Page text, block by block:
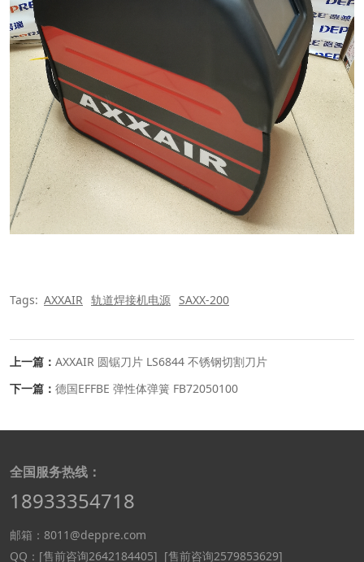
Tags: AXXAIR 轨道焊接机电源 SAXX-200
上一篇： AXXAIR 圆锯刀片 LS6844 不锈钢切割刀片
下一篇： 德国EFFBE 弹性体弹簧 FB72050100
全国服务热线：
18933354718
邮箱：8011@deppre.com
QQ： [售前咨询2642184405] [售前咨询2579853629]